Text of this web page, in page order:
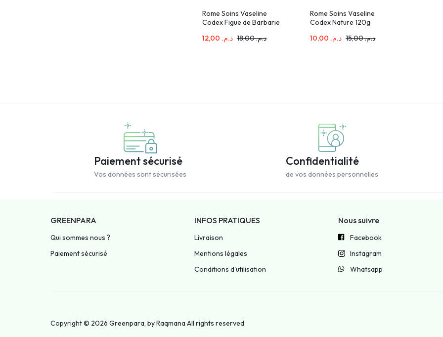
Rome Soins Vaseline
Codex Figue de Barbarie
د.م.18,00 د.م.
Rome Soins Vaseline
Codex Nature 120g
د.م.15,00 د.م.
Paiement sécurisé
Vos données sont sécurisées
Confidentialité
de vos données personnelles
GREENPARA
Qui sommes nous ?
Paiement sécurisé
INFOS PRATIQUES
Livraison
Mentions légales
Conditions d'utilisation
Nous suivre
Facebook
Instagram
Whatsapp
Copyright © 2026 Greenpara, byRaqmanaAll rights reserved.